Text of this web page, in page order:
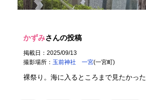
かずみさんの投稿
掲載日：2025/09/13
撮影場所： 玉前神社 一宮(一宮町)
裸祭り。海に入るところまで見たかった